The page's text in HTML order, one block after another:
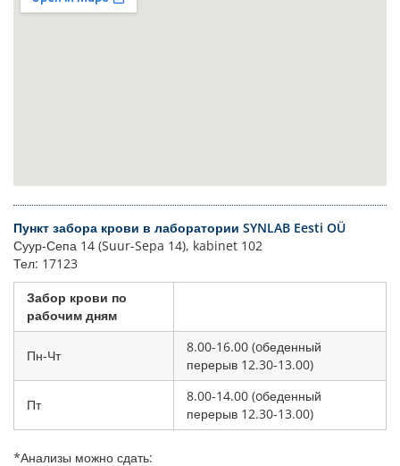
Пункт забора крови в лаборатории SYNLAB Eesti OÜ
Суур-Сепа 14 (Suur-Sepa 14), kabinet 102
Тел: 17123
Забор крови по
рабочим дням
Пн-Чт
8.00-16.00 (oбеденный
перерыв 12.30-13.00)
Пт
8.00-14.00 (oбеденный
перерыв 12.30-13.00)
*Анализы можно сдать: